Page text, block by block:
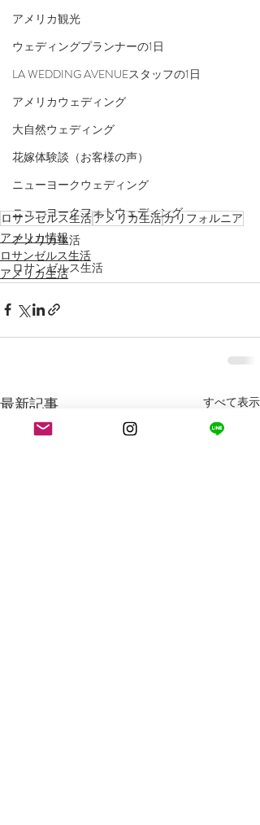
アメリカ観光
ウェディングプランナーの1日
LA WEDDING AVENUEスタッフの1日
アメリカウェディング
大自然ウェディング
花嫁体験談（お客様の声）
ニューヨークウェディング
ニューヨークフォトウェディング
アメリカ生活
ロサンゼルス生活
ロサンゼルス生活アメリカ生活カリフォルニア
アメリカ情報
ロサンゼルス生活
アメリカ生活
最新記事 すべて表示